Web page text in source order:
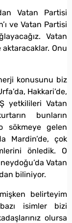
Vatan Partisi
ve Vatan Partisi
Vatan
Onu
konusunu biz
Hakkari’de,
yetkilileri Vatan
bunların
sökmeye gelen
Mardin’de, çok
önledik. O
Vatan
biliniyor.
belirteyim
isimler bizi
olursa